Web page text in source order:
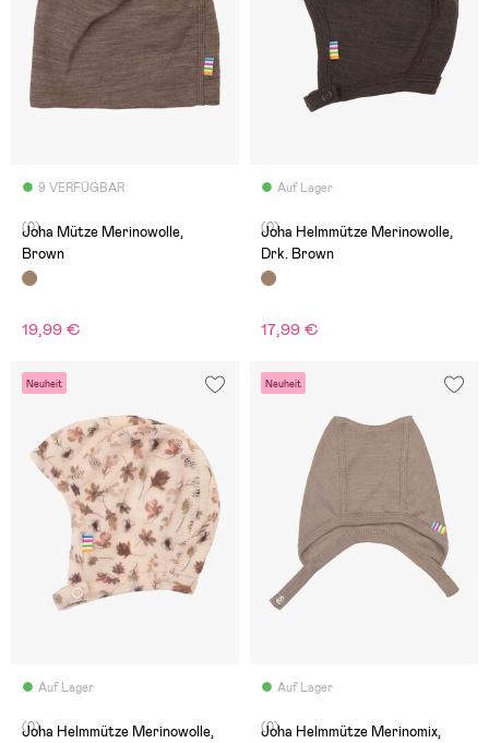
9 VERFÜGBAR
(0)
Joha Mütze Merinowolle,
Brown
19,99 €
Auf Lager
(0)
Joha Helmmütze Merinowolle,
Drk. Brown
17,99 €
Neuheit
Auf Lager
(0)
Joha Helmmütze Merinowolle,
Neuheit
Auf Lager
(0)
Joha Helmmütze Merinomix,